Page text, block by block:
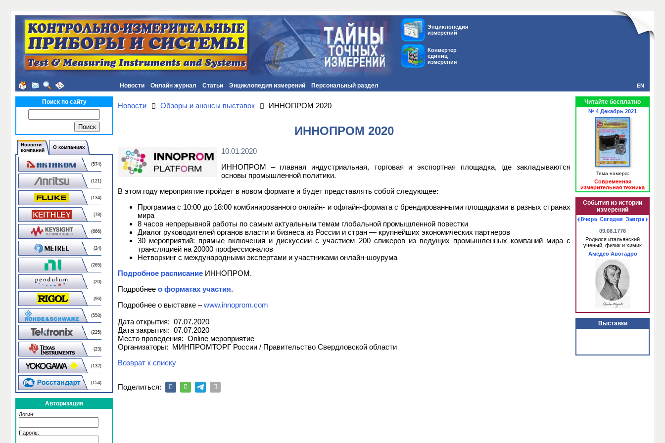
Энциклопедия
измерений
Конвертер
единиц
измерения
Новости Онлайн журнал Статьи Энциклопедия измерений Персональный раздел EN
Поиск по сайту
Новости
компаний
О компаниях
(574)
(121)
(134)
(78)
(666)
(24)
(265)
(20)
(96)
(558)
(225)
(23)
(132)
(154)
Авторизация
Логин:
Пароль:
Новости Обзоры и анонсы выставок ИННОПРОМ 2020
ИННОПРОМ 2020
10.01.2020
ИННОПРОМ – главная индустриальная, торговая и экспортная площадка, где закладываются
основы промышленной политики.
В этом году мероприятие пройдет в новом формате и будет представлять собой следующее:
Программа с 10:00 до 18:00 комбинированного онлайн- и офлайн-формата с брендированными площадками в разных странах
мира
8 часов непрерывной работы по самым актуальным темам глобальной промышленной повестки
Диалог руководителей органов власти и бизнеса из России и стран — крупнейших экономических партнеров
30 мероприятий: прямые включения и дискуссии с участием 200 спикеров из ведущих промышленных компаний мира с
трансляцией на 20000 профессионалов
Нетворкинг с международными экспертами и участниками онлайн-шоурума
Подробное расписание ИННОПРОМ.
Подробнее о форматах участия.
Подробнее о выставке –www.innoprom.com
Дата открытия: 07.07.2020
Дата закрытия: 07.07.2020
Место проведения: Online мероприятие
Организаторы: МИНПРОМТОРГ России / Правительство Свердловской области
Возврат к списку
Поделиться:
Читайте бесплатно
№ 4 Декабрь 2021
Тема номера:
Современная
измерительная техника
События из истории
измерений
09.08.1776
Родился итальянский
ученый, физик и химик
Амедео Авогадро
Выставки